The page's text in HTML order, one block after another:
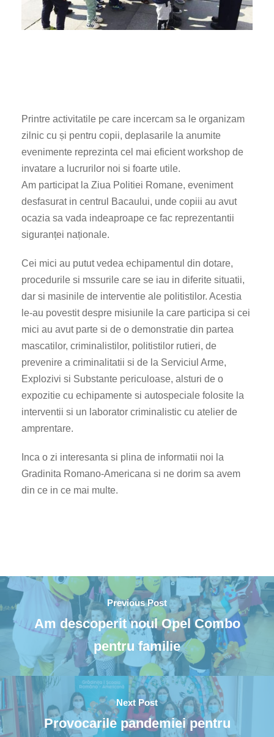
Printre activitatile pe care incercam sa le organizam
zilnic cu și pentru copii, deplasarile la anumite
evenimente reprezinta cel mai eficient workshop de
invatare a lucrurilor noi si foarte utile.
Am participat la Ziua Politiei Romane, eveniment
desfasurat in centrul Bacaului, unde copiii au avut
ocazia sa vada indeaproape ce fac reprezentantii
siguranței naționale.
Cei mici au putut vedea echipamentul din dotare,
procedurile si mssurile care se iau in diferite situatii,
dar si masinile de interventie ale politistilor. Acestia
le-au povestit despre misiunile la care participa si cei
mici au avut parte si de o demonstratie din partea
mascatilor, criminalistilor, politistilor rutieri, de
prevenire a criminalitatii si de la Serviciul Arme,
Explozivi si Substante periculoase, alsturi de o
expozitie cu echipamente si autospeciale folosite la
interventii si un laborator criminalistic cu atelier de
amprentare.
Inca o zi interesanta si plina de informatii noi la
Gradinita Romano-Americana si ne dorim sa avem
din ce in ce mai multe.
Previous Post
Am descoperit noul Opel Combo
pentru familie
Next Post
Provocarile pandemiei pentru